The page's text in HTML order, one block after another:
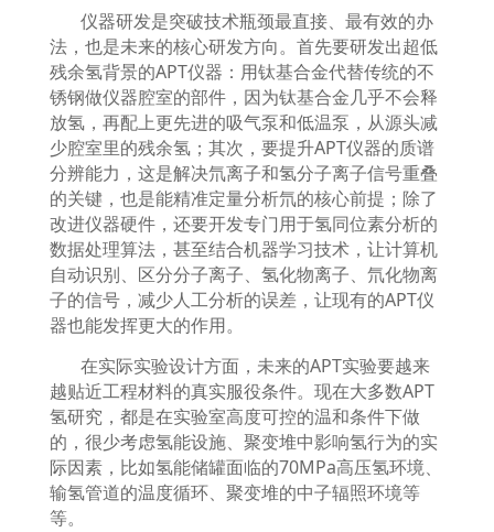
仪器研发是突破技术瓶颈最直接、最有效的办
法，也是未来的核心研发方向。首先要研发出超低
残余氢背景的APT仪器：用钛基合金代替传统的不
锈钢做仪器腔室的部件，因为钛基合金几乎不会释
放氢，再配上更先进的吸气泵和低温泵，从源头减
少腔室里的残余氢；其次，要提升APT仪器的质谱
分辨能力，这是解决氘离子和氢分子离子信号重叠
的关键，也是能精准定量分析氘的核心前提；除了
改进仪器硬件，还要开发专门用于氢同位素分析的
数据处理算法，甚至结合机器学习技术，让计算机
自动识别、区分分子离子、氢化物离子、氘化物离
子的信号，减少人工分析的误差，让现有的APT仪
器也能发挥更大的作用。
在实际实验设计方面，未来的APT实验要越来
越贴近工程材料的真实服役条件。现在大多数APT
氢研究，都是在实验室高度可控的温和条件下做
的，很少考虑氢能设施、聚变堆中影响氢行为的实
际因素，比如氢能储罐面临的70MPa高压氢环境、
输氢管道的温度循环、聚变堆的中子辐照环境等
等。